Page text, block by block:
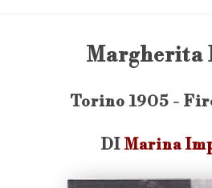
Margherita
Torino 1905 -
DI Marina